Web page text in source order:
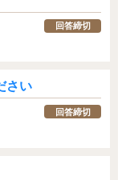
回答締切
さい
回答締切